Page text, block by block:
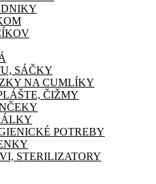
SÁČKY
NA CUMLÍKY
ČIŽMY
POTREBY
STERILIZATORY